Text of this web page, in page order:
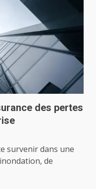
des pertes
survenir dans une
de